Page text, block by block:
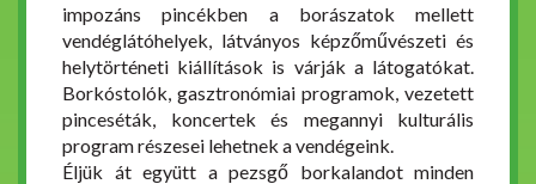
impozáns pincékben a borászatok mellett
vendéglátóhelyek, látványos képzőművészeti és
helytörténeti kiállítások is várják a látogatókat.
Borkóstolók, gasztronómiai programok, vezetett
pinceséták, koncertek és megannyi kulturális
program részesei lehetnek a vendégeink.
Éljük át együtt a pezsgő borkalandot minden